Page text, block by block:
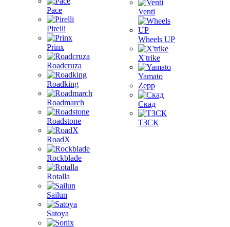
Pace
Pirelli
Prinx
Roadcruza
Roadking
Roadmarch
Roadstone
RoadX
Rockblade
Rotalla
Sailun
Satoya
Venti
Wheels UP
X'trike
Yamato
Zepp
Скад
ТЗСК